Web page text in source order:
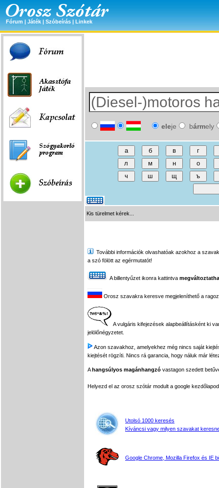
Fórum | Játék | Szóbeírás | Linkek
eleje bármely
Kis türelmet kérek...
További információk olvashatóak azokhoz a
a szó fölött az egérmutatót!
A billentyűzet ikonra kattintva
Orosz szavakra keresve megjeleníthető a
A vulgáris kifejezések alapbeállításként ki
jelölőnégyzetet.
Azon szavakhoz, amelyekhez még nincs saját
kiejtését rögzíti. Nincs rá garancia, hogy náluk már
Ahangsúlyos magánhangzó vastagon szedett
Helyezd el az orosz szótár modult a google
Utolsó 1000 keresés
Kíváncsi vagy milyen szavakat
Google Chrome, Mozilla Firefox és IE